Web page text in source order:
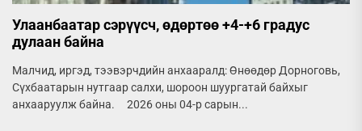
Улаанбаатар сэрүүсч, өдөртөө +4-+6 градус
дулаан байна
Малчид, иргэд, тээвэрчдийн анхааралд: Өнөөдөр Дорноговь,
Сүхбаатарын нутгаар салхи, шороон шуургатай байхыг
анхааруулж байна. 2026 оны 04-р сарын...